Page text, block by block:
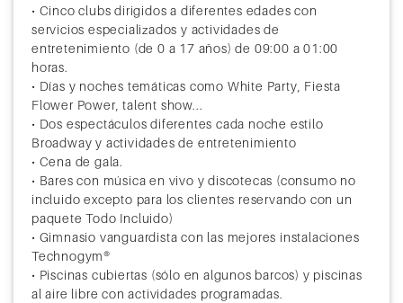
• Cinco clubs dirigidos a diferentes edades con
servicios especializados y actividades de
entretenimiento (de 0 a 17 años) de 09:00 a 01:00
horas.
• Días y noches temáticas como White Party, Fiesta
Flower Power, talent show...
• Dos espectáculos diferentes cada noche estilo
Broadway y actividades de entretenimiento
• Cena de gala.
• Bares con música en vivo y discotecas (consumo no
incluido excepto para los clientes reservando con un
paquete Todo Incluido)
• Gimnasio vanguardista con las mejores instalaciones
Technogym®
• Piscinas cubiertas (sólo en algunos barcos) y piscinas
al aire libre con actividades programadas.